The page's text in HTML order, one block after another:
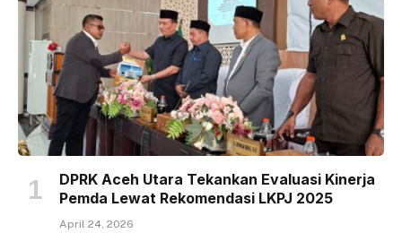
DPRK Aceh Utara Tekankan Evaluasi Kinerja
Pemda Lewat Rekomendasi LKPJ 2025
April 24, 2026